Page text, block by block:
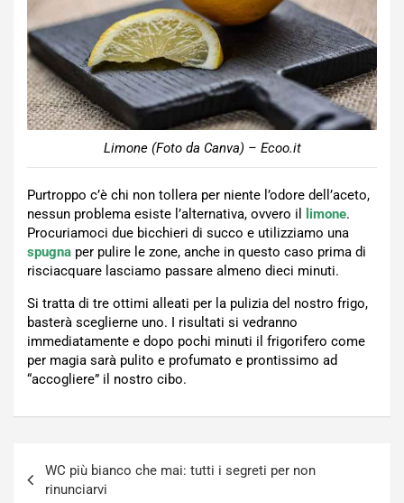
Limone (Foto da Canva) – Ecoo.it
Purtroppo c’è chi non tollera per niente l’odore dell’aceto,
nessun problema esiste l’alternativa, ovvero il
limone.
Procuriamoci due bicchieri di succo e utilizziamo una
spugna per pulire le zone, anche in questo caso prima di
risciacquare lasciamo passare almeno dieci minuti.
Si tratta di tre ottimi alleati per la pulizia del nostro frigo,
basterà sceglierne uno. I risultati si vedranno
immediatamente e dopo pochi minuti il frigorifero come
per magia sarà pulito e profumato e prontissimo ad
“accogliere” il nostro cibo.
articoli
WC più bianco che mai: tutti i segreti per non
rinunciarvi